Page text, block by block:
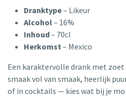
Dranktype– Likeur
Alcohol– 16%
Inhoud– 70cl
Herkomst– Mexico
Een karaktervolle drank met zoet
smaak vol van smaak, heerlijk
of in cocktails — kies wat bij je